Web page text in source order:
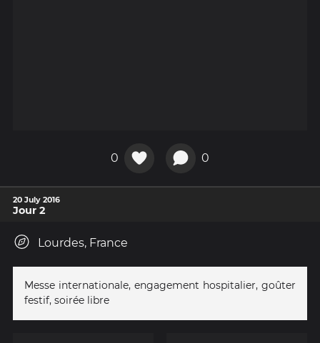
0 0
20 July 2016
Jour 2
Lourdes, France
Messe internationale, engagement hospitalier, goûter
festif, soirée libre